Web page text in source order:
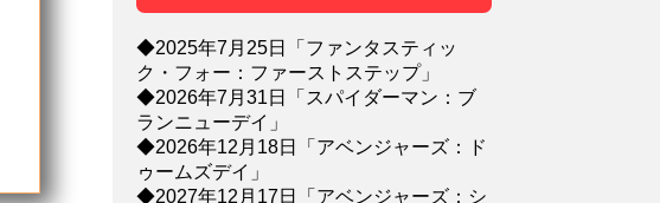
◆2025年7月25日「ファンタスティッ
ク・フォー：ファーストステップ」
◆2026年7月31日「スパイダーマン：ブ
ランニューデイ」
◆2026年12月18日「アベンジャーズ：ド
ゥームズデイ」
◆2027年12月17日「アベンジャーズ：シ